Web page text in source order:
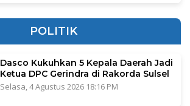
POLITIK
Dasco Kukuhkan 5 Kepala Daerah Jadi
Ketua DPC Gerindra di Rakorda Sulsel
Selasa, 4 Agustus 2026 18:16 PM